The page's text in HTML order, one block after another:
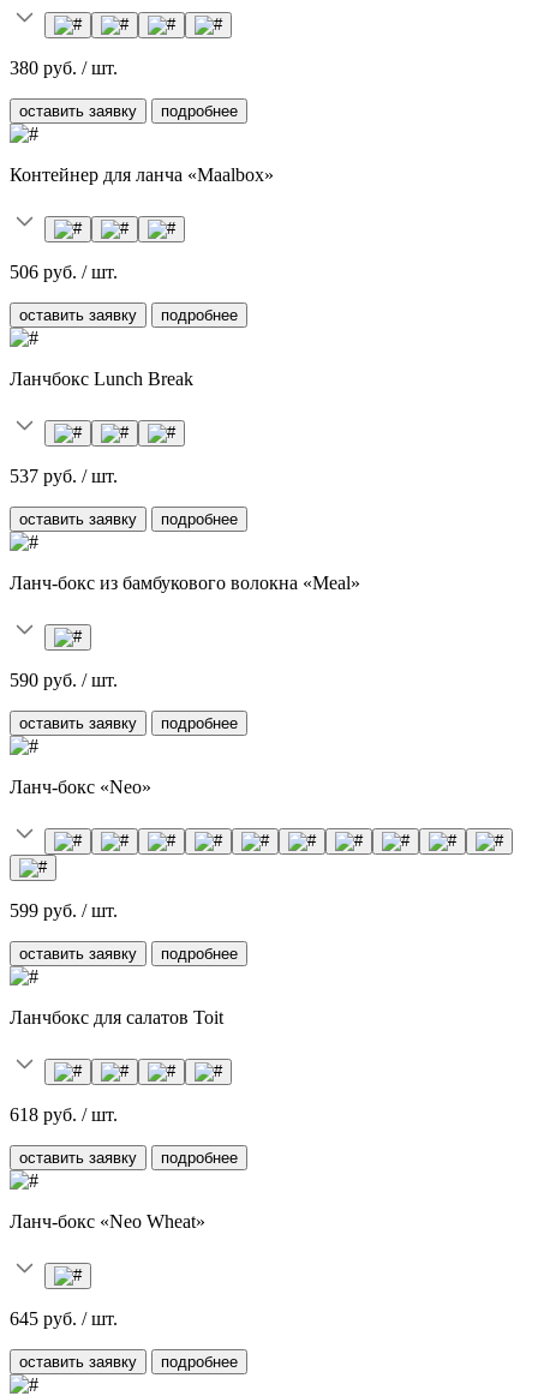
380 руб. / шт.
оставить заявку подробнее
Контейнер для ланча «Maalbox»
506 руб. / шт.
оставить заявку подробнее
Ланчбокс Lunch Break
537 руб. / шт.
оставить заявку подробнее
Ланч-бокс из бамбукового волокна «Meal»
590 руб. / шт.
оставить заявку подробнее
Ланч-бокс «Neo»
599 руб. / шт.
оставить заявку подробнее
Ланчбокс для салатов Toit
618 руб. / шт.
оставить заявку подробнее
Ланч-бокс «Neo Wheat»
645 руб. / шт.
оставить заявку подробнее